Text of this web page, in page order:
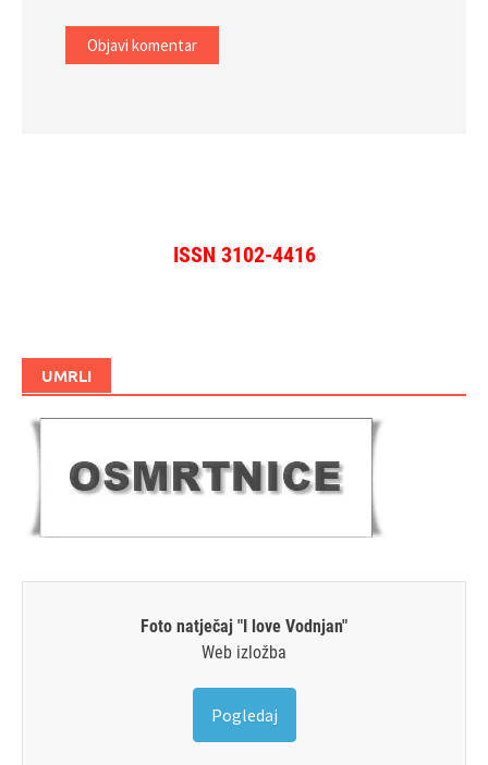
ISSN 3102-4416
UMRLI
Foto natječaj "I love Vodnjan"
Web izložba
Pogledaj